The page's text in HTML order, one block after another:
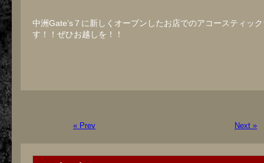
中洲Gate’s７に新しくオープンしたお店でのアコースティッ
す！！ぜひお越しを！！
« Prev Next »